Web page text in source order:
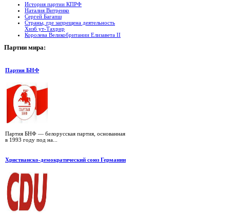
История партии КПРФ
Наталия Витренко
Сергей Багапш
Страны, где запрещена деятельность
Хизб ут-Тахрир
Королева Великобритании Елизавета II
Партии мира:
Партия БНФ
Партия БНФ — белорусская партия, основанная
в 1993 году под на...
Христианско-демократический союз Германии